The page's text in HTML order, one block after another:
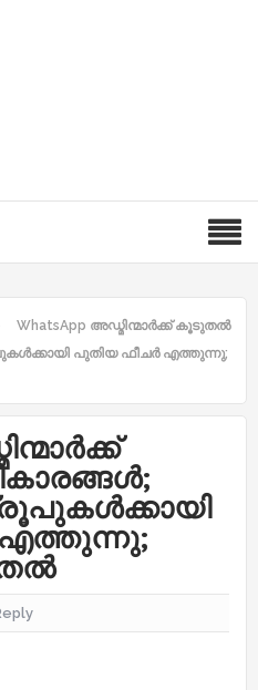
WhatsApp അഡ്മിന്മാർക്ക് കൂടുതൽ
പുതിയ ഫീചർ എത്തുന്നു;
എത്തുന്നു;